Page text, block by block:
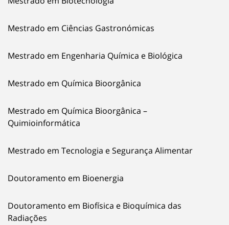
Mestrado em Ciências Gastronómicas
Mestrado em Engenharia Química e Biológica
Mestrado em Química Bioorgânica
Mestrado em Química Bioorgânica –
Quimioinformática
Mestrado em Tecnologia e Segurança Alimentar
Doutoramento em Bioenergia
Doutoramento em Biofísica e Bioquímica das
Radiações